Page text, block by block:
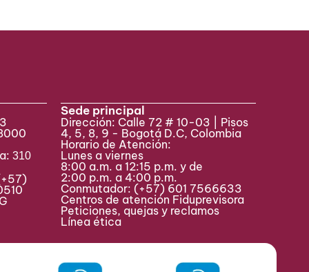
310
Sede principal
Dirección: Calle 72 # 10-03 | Pisos
4, 5, 8, 9 - Bogotá D.C, Colombia
Horario de Atención:
Lunes a viernes
8:00 a.m. a 12:15 p.m. y de
2:00 p.m. a 4:00 p.m.
Conmutador: (+57) 601 7566633
Centros de atención Fiduprevisora
Peticiones, quejas y reclamos
Línea ética